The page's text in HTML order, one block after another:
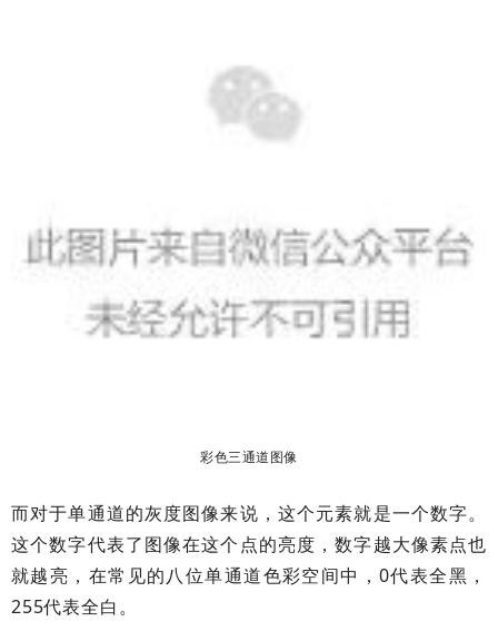
彩色三通道图像
而对于单通道的灰度图像来说，这个元素就是一个数字。
这个数字代表了图像在这个点的亮度，数字越大像素点也
就越亮，在常见的八位单通道色彩空间中，0代表全黑，
255代表全白。